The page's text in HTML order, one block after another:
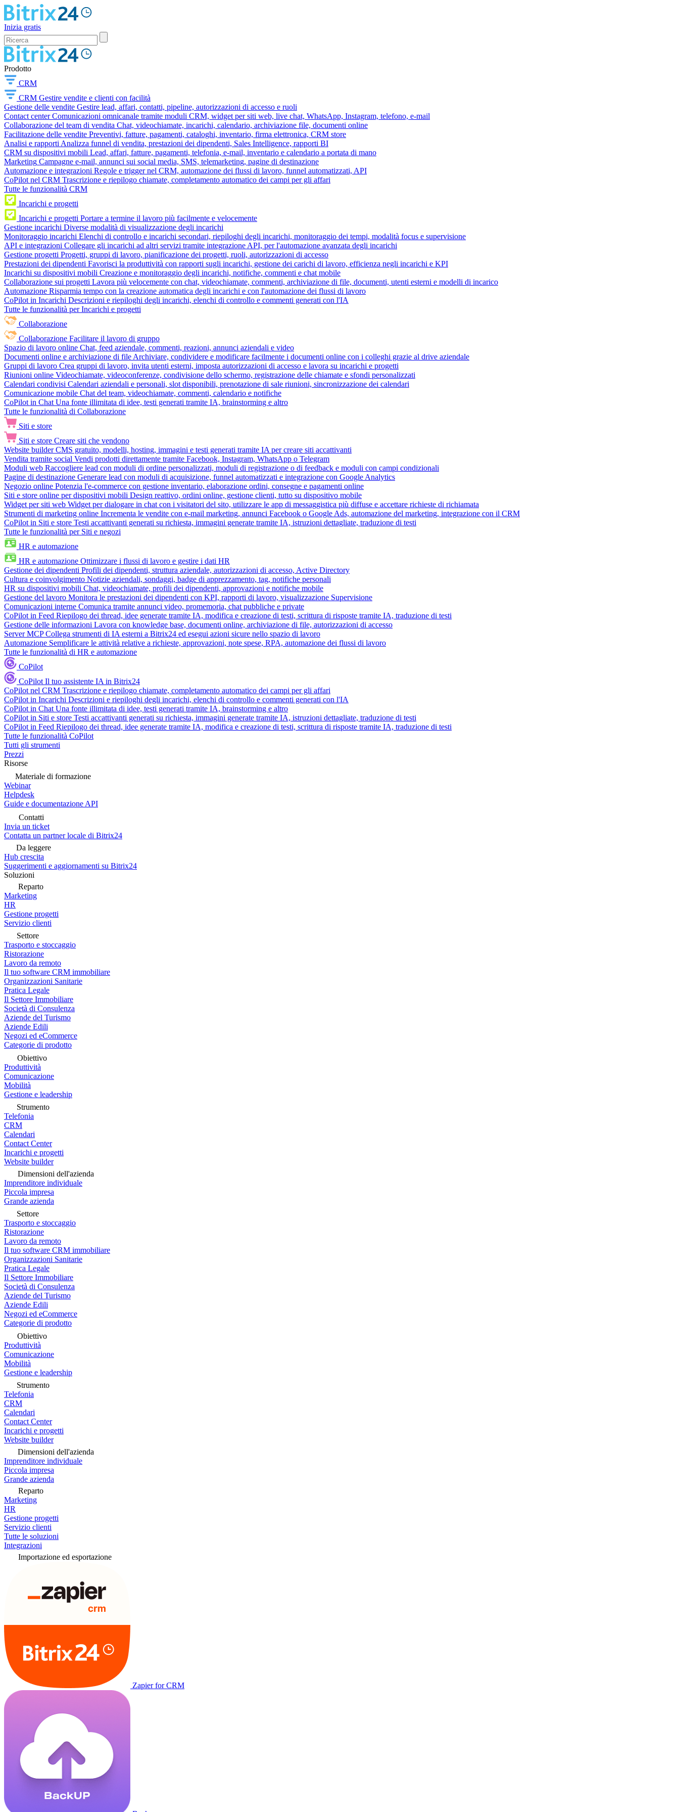
Inizia gratis
Prodotto
CRM
CRM Gestire vendite e clienti con facilità
Gestione delle vendite Gestire lead, affari, contatti, pipeline, autorizzazioni di accesso e ruoli
Contact center Comunicazioni omnicanale tramite moduli CRM, widget per siti web, live chat, WhatsApp, Instagram, telefono, e-mail
Collaborazione del team di vendita Chat, videochiamate, incarichi, calendario, archiviazione file, documenti online
Facilitazione delle vendite Preventivi, fatture, pagamenti, cataloghi, inventario, firma elettronica, CRM store
Analisi e rapporti Analizza funnel di vendita, prestazioni dei dipendenti, Sales Intelligence, rapporti BI
CRM su dispositivi mobili Lead, affari, fatture, pagamenti, telefonia, e-mail, inventario e calendario a portata di mano
Marketing Campagne e-mail, annunci sui social media, SMS, telemarketing, pagine di destinazione
Automazione e integrazioni Regole e trigger nel CRM, automazione dei flussi di lavoro, funnel automatizzati, API
CoPilot nel CRM Trascrizione e riepilogo chiamate, completamento automatico dei campi per gli affari
Tutte le funzionalità CRM
Incarichi e progetti
Incarichi e progetti Portare a termine il lavoro più facilmente e velocemente
Gestione incarichi Diverse modalità di visualizzazione degli incarichi
Monitoraggio incarichi Elenchi di controllo e incarichi secondari, riepiloghi degli incarichi, monitoraggio dei tempi, modalità focus e supervisione
API e integrazioni Collegare gli incarichi ad altri servizi tramite integrazione API, per l'automazione avanzata degli incarichi
Gestione progetti Progetti, gruppi di lavoro, pianificazione dei progetti, ruoli, autorizzazioni di accesso
Prestazioni dei dipendenti Favorisci la produttività con rapporti sugli incarichi, gestione dei carichi di lavoro, efficienza negli incarichi e KPI
Incarichi su dispositivi mobili Creazione e monitoraggio degli incarichi, notifiche, commenti e chat mobile
Collaborazione sui progetti Lavora più velocemente con chat, videochiamate, commenti, archiviazione di file, documenti, utenti esterni e modelli di incarico
Automazione Risparmia tempo con la creazione automatica degli incarichi e con l'automazione dei flussi di lavoro
CoPilot in Incarichi Descrizioni e riepiloghi degli incarichi, elenchi di controllo e commenti generati con l'IA
Tutte le funzionalità per Incarichi e progetti
Collaborazione
Collaborazione Facilitare il lavoro di gruppo
Spazio di lavoro online Chat, feed aziendale, commenti, reazioni, annunci aziendali e video
Documenti online e archiviazione di file Archiviare, condividere e modificare facilmente i documenti online con i colleghi grazie al drive aziendale
Gruppi di lavoro Crea gruppi di lavoro, invita utenti esterni, imposta autorizzazioni di accesso e lavora su incarichi e progetti
Riunioni online Videochiamate, videoconferenze, condivisione dello schermo, registrazione delle chiamate e sfondi personalizzati
Calendari condivisi Calendari aziendali e personali, slot disponibili, prenotazione di sale riunioni, sincronizzazione dei calendari
Comunicazione mobile Chat del team, videochiamate, commenti, calendario e notifiche
CoPilot in Chat Una fonte illimitata di idee, testi generati tramite IA, brainstorming e altro
Tutte le funzionalità di Collaborazione
Siti e store
Siti e store Creare siti che vendono
Website builder CMS gratuito, modelli, hosting, immagini e testi generati tramite IA per creare siti accattivanti
Vendita tramite social Vendi prodotti direttamente tramite Facebook, Instagram, WhatsApp o Telegram
Moduli web Raccogliere lead con moduli di ordine personalizzati, moduli di registrazione o di feedback e moduli con campi condizionali
Pagine di destinazione Generare lead con moduli di acquisizione, funnel automatizzati e integrazione con Google Analytics
Negozio online Potenzia l'e-commerce con gestione inventario, elaborazione ordini, consegne e pagamenti online
Siti e store online per dispositivi mobili Design reattivo, ordini online, gestione clienti, tutto su dispositivo mobile
Widget per siti web Widget per dialogare in chat con i visitatori del sito, utilizzare le app di messaggistica più diffuse e accettare richieste di richiamata
Strumenti di marketing online Incrementa le vendite con e-mail marketing, annunci Facebook o Google Ads, automazione del marketing, integrazione con il CRM
CoPilot in Siti e store Testi accattivanti generati su richiesta, immagini generate tramite IA, istruzioni dettagliate, traduzione di testi
Tutte le funzionalità per Siti e negozi
HR e automazione
HR e automazione Ottimizzare i flussi di lavoro e gestire i dati HR
Gestione dei dipendenti Profili dei dipendenti, struttura aziendale, autorizzazioni di accesso, Active Directory
Cultura e coinvolgimento Notizie aziendali, sondaggi, badge di apprezzamento, tag, notifiche personali
HR su dispositivi mobili Chat, videochiamate, profili dei dipendenti, approvazioni e notifiche mobile
Gestione del lavoro Monitora le prestazioni dei dipendenti con KPI, rapporti di lavoro, visualizzazione Supervisione
Comunicazioni interne Comunica tramite annunci video, promemoria, chat pubbliche e private
CoPilot in Feed Riepilogo dei thread, idee generate tramite IA, modifica e creazione di testi, scrittura di risposte tramite IA, traduzione di testi
Gestione delle informazioni Lavora con knowledge base, documenti online, archiviazione di file, autorizzazioni di accesso
Server MCP Collega strumenti di IA esterni a Bitrix24 ed esegui azioni sicure nello spazio di lavoro
Automazione Semplificare le attività relative a richieste, approvazioni, note spese, RPA, automazione dei flussi di lavoro
Tutte le funzionalità di HR e automazione
CoPilot
CoPilot Il tuo assistente IA in Bitrix24
CoPilot nel CRM Trascrizione e riepilogo chiamate, completamento automatico dei campi per gli affari
CoPilot in Incarichi Descrizioni e riepiloghi degli incarichi, elenchi di controllo e commenti generati con l'IA
CoPilot in Chat Una fonte illimitata di idee, testi generati tramite IA, brainstorming e altro
CoPilot in Siti e store Testi accattivanti generati su richiesta, immagini generate tramite IA, istruzioni dettagliate, traduzione di testi
CoPilot in Feed Riepilogo dei thread, idee generate tramite IA, modifica e creazione di testi, scrittura di risposte tramite IA, traduzione di testi
Tutte le funzionalità CoPilot
Tutti gli strumenti
Prezzi
Risorse
Materiale di formazione
Webinar
Helpdesk
Guide e documentazione API
Contatti
Invia un ticket
Contatta un partner locale di Bitrix24
Da leggere
Hub crescita
Suggerimenti e aggiornamenti su Bitrix24
Soluzioni
Reparto
Marketing
HR
Gestione progetti
Servizio clienti
Settore
Trasporto e stoccaggio
Ristorazione
Lavoro da remoto
Il tuo software CRM immobiliare
Organizzazioni Sanitarie
Pratica Legale
Il Settore Immobiliare
Società di Consulenza
Aziende del Turismo
Aziende Edili
Negozi ed eCommerce
Categorie di prodotto
Obiettivo
Produttività
Comunicazione
Mobilità
Gestione e leadership
Strumento
Telefonia
CRM
Calendari
Contact Center
Incarichi e progetti
Website builder
Dimensioni dell'azienda
Imprenditore individuale
Piccola impresa
Grande azienda
Settore
Trasporto e stoccaggio
Ristorazione
Lavoro da remoto
Il tuo software CRM immobiliare
Organizzazioni Sanitarie
Pratica Legale
Il Settore Immobiliare
Società di Consulenza
Aziende del Turismo
Aziende Edili
Negozi ed eCommerce
Categorie di prodotto
Obiettivo
Produttività
Comunicazione
Mobilità
Gestione e leadership
Strumento
Telefonia
CRM
Calendari
Contact Center
Incarichi e progetti
Website builder
Dimensioni dell'azienda
Imprenditore individuale
Piccola impresa
Grande azienda
Reparto
Marketing
HR
Gestione progetti
Servizio clienti
Tutte le soluzioni
Integrazioni
Importazione ed esportazione
Zapier for CRM